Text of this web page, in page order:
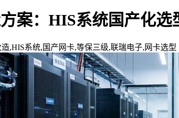
案：HIS系统国产化选
,HIS系统,国产网卡,等保三级,联瑞电子,网卡选型